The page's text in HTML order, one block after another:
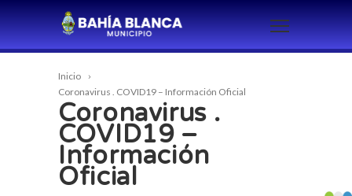
Inicio
Coronavirus . COVID19 – Información Oficial
Coronavirus .
COVID19 –
Información
Oficial